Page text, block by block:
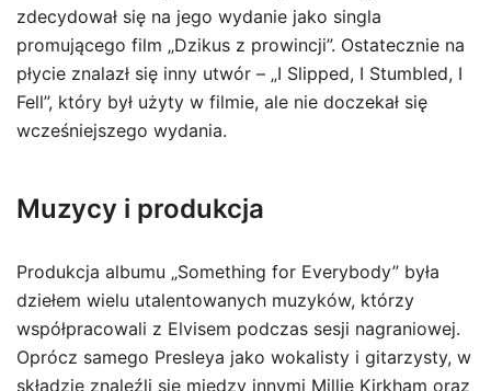
zdecydował się na jego wydanie jako singla
promującego film „Dzikus z prowincji”. Ostatecznie na
płycie znalazł się inny utwór – „I Slipped, I Stumbled, I
Fell”, który był użyty w filmie, ale nie doczekał się
wcześniejszego wydania.
Muzycy i produkcja
Produkcja albumu „Something for Everybody” była
dziełem wielu utalentowanych muzyków, którzy
współpracowali z Elvisem podczas sesji nagraniowej.
Oprócz samego Presleya jako wokalisty i gitarzysty, w
składzie znaleźli się między innymi Millie Kirkham oraz